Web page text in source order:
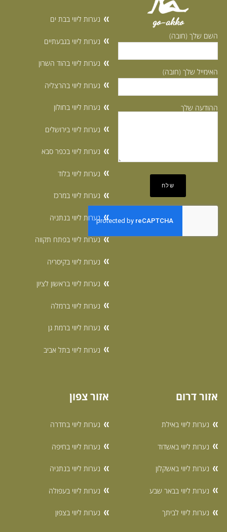
go-akko
השם שלך (חובה)
האימייל שלך (חובה)
ההודעה שלך
נערות ליווי בבת ים
נערות ליווי בגבעתיים
נערות ליווי בהוד השרון
נערות ליווי בהרצליה
נערות ליווי בחולון
נערות ליווי בירושלים
נערות ליווי בכפר סבא
נערות ליווי בלוד
נערות ליווי במרכז
נערות ליווי בנתניה
נערות ליווי בפתח תקווה
נערות ליווי בקיסריה
נערות ליווי בראשון לציון
נערות ליווי ברמלה
נערות ליווי ברמת גן
נערות ליווי בתל אביב
אזור דרום
נערות ליווי באילת
נערות ליווי באשדוד
נערות ליווי באשקלון
נערות ליווי בבאר שבע
נערות ליווי לביתך
אזור צפון
נערות ליווי בחדרה
נערות ליווי בחיפה
נערות ליווי בנתניה
נערות ליווי בעפולה
נערות ליווי בצפון